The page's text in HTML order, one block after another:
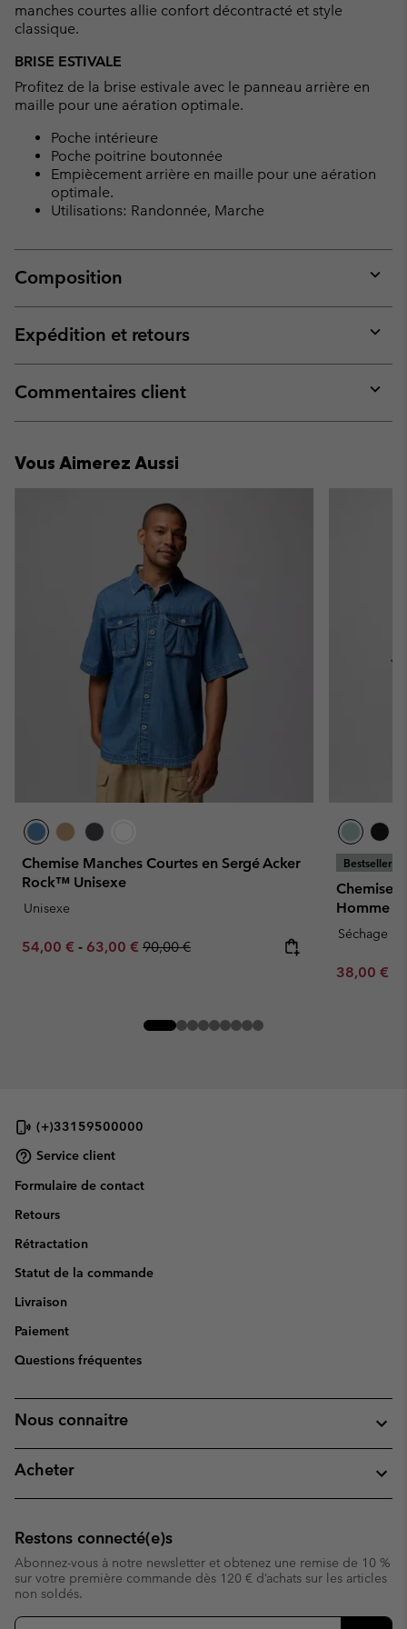
manches courtes allie confort décontracté et style
classique.
BRISE ESTIVALE
Profitez de la brise estivale avec le panneau arrière en
maille pour une aération optimale.
Poche intérieure
Poche poitrine boutonnée
Empiècement arrière en maille pour une aération
optimale.
Utilisations: Randonnée, Marche
Composition
or
Expédition et retours
or
Commentaires client
or
Vous Aimerez Aussi
Chemise Manches Courtes en Sergé Acker
Rock™ Unisexe
Unisexe
Minimum sale price:
54,00 € - Maximum sale price:
63,00 € Regular price:
90,00 €
Bestseller
Chemise
Homme -
Séchage
Minimum
38,00 €
(+)33159500000
Service client
Formulaire de contact
Retours
Rétractation
Statut de la commande
Livraison
Paiement
Questions fréquentes
Nous connaitre
Acheter
Restons connecté(e)s
Abonnez-vous à notre newsletter et obtenez une remise de 10 %
sur votre première commande dès 120 € d’achats sur les articles
non soldés.